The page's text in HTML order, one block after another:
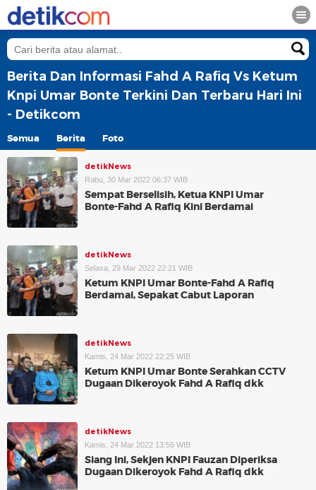
Berita Dan Informasi Fahd A Rafiq Vs Ketum
Knpi Umar Bonte Terkini Dan Terbaru Hari Ini
- Detikcom
Semua Berita Foto
detikNews
Rabu, 30 Mar 2022 06:37 WIB
Sempat Berselisih, Ketua KNPI Umar
Bonte-Fahd A Rafiq Kini Berdamai
detikNews
Selasa, 29 Mar 2022 22:21 WIB
Ketum KNPI Umar Bonte-Fahd A Rafiq
Berdamai, Sepakat Cabut Laporan
detikNews
Kamis, 24 Mar 2022 22:25 WIB
Ketum KNPI Umar Bonte Serahkan CCTV
Dugaan Dikeroyok Fahd A Rafiq dkk
detikNews
Kamis, 24 Mar 2022 13:56 WIB
Siang Ini, Sekjen KNPI Fauzan Diperiksa
Dugaan Dikeroyok Fahd A Rafiq dkk